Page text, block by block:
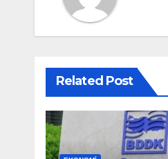
Related Post